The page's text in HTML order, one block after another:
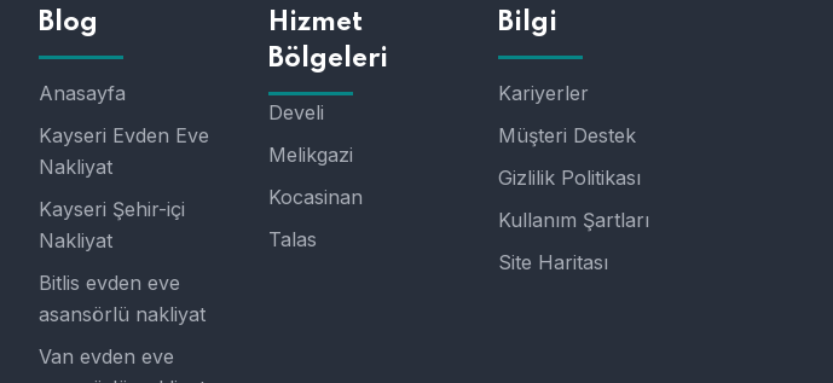
Blog
Anasayfa
Kayseri Evden Eve
Nakliyat
Kayseri Şehir-içi
Nakliyat
Bitlis evden eve
asansörlü nakliyat
Van evden eve
Hizmet
Bölgeleri
Develi
Melikgazi
Kocasinan
Talas
Bilgi
Kariyerler
Müşteri Destek
Gizlilik Politikası
Kullanım Şartları
Site Haritası